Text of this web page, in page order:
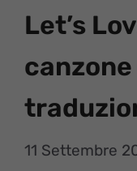
Let’s
11 Settembre